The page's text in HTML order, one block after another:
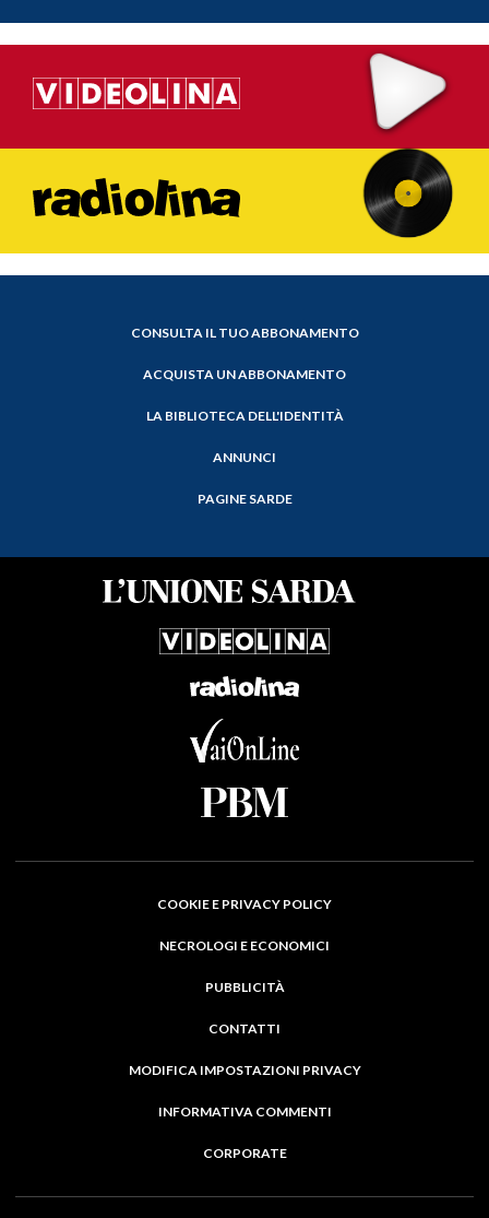
CONSULTA IL TUO ABBONAMENTO
ACQUISTA UN ABBONAMENTO
LA BIBLIOTECA DELL'IDENTITÀ
ANNUNCI
PAGINE SARDE
COOKIE E PRIVACY POLICY
NECROLOGI E ECONOMICI
PUBBLICITÀ
CONTATTI
MODIFICA IMPOSTAZIONI PRIVACY
INFORMATIVA COMMENTI
CORPORATE